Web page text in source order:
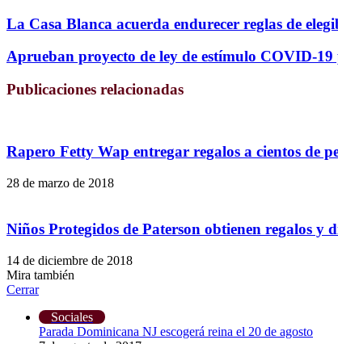
La Casa Blanca acuerda endurecer reglas de
Aprueban proyecto de ley de estímulo COVID-
Publicaciones relacionadas
Rapero Fetty Wap entregar regalos a cientos de
28 de marzo de 2018
Niños Protegidos de Paterson obtienen regalos y
14 de diciembre de 2018
Mira también
Cerrar
Sociales
Parada Dominicana NJ escogerá reina el 20 de agosto